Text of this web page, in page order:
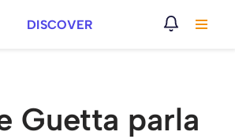
DISCOVER
Guetta parla